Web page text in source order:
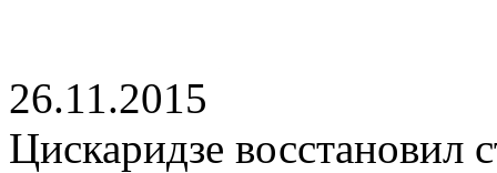
26.11.2015
Цискаридзе восстановил